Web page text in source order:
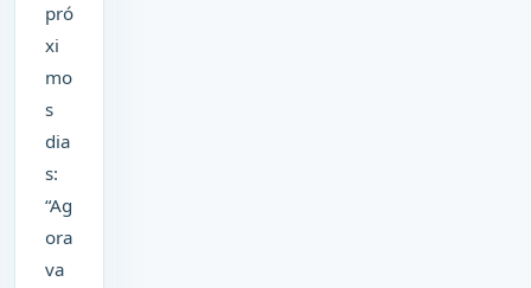
pró
xi
mo
s
dia
s:
“Ag
ora
va